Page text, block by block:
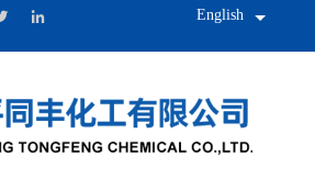
English